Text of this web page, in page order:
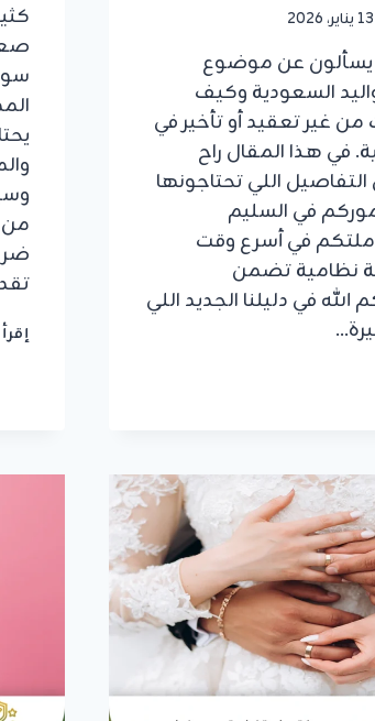
13 يناير، 2026
يسألون عن موضوع
السعودية وكيف
من غير تعقيد أو تأخير في
في هذا المقال راح
اللي تحتاجونها
في السليم
في أسرع وقت
نظامية تضمن
في دليلنا الجديد اللي
من